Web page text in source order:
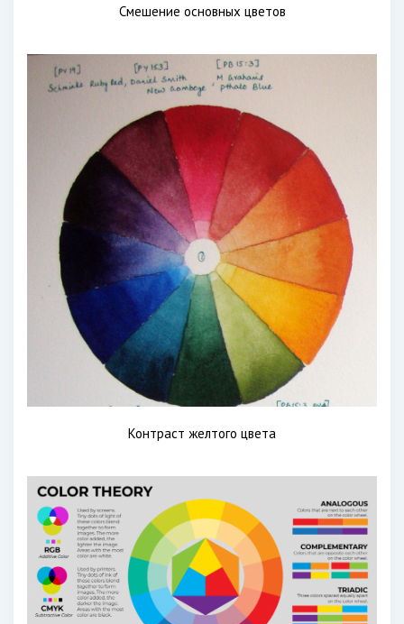
Смешение основных цветов
Контраст желтого цвета